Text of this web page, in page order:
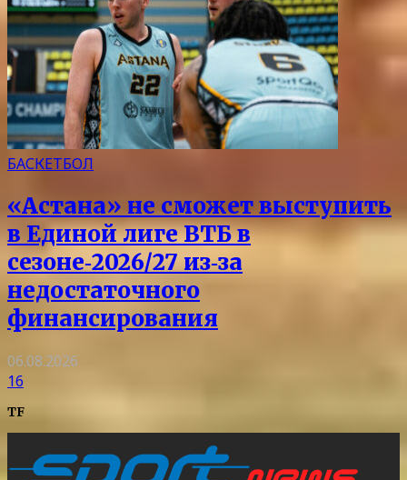
БАСКЕТБОЛ
«Астана» не сможет выступить
в Единой лиге ВТБ в
сезоне‑2026/27 из‑за
недостаточного
финансирования
06.08.2026
16
TF